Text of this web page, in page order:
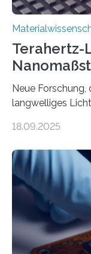
Terahertz-
Neue Forschung,
langwelliges
Forschung, die
langwelliges
könnte
Vanderbilt und
Professor für
18.09.2025